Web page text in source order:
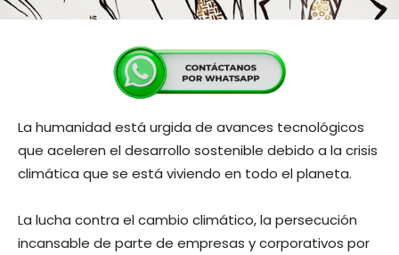
La humanidad está urgida de avances tecnológicos
que aceleren el desarrollo sostenible debido a la crisis
climática que se está viviendo en todo el planeta.
La lucha contra el cambio climático, la persecución
incansable de parte de empresas y corporativos por